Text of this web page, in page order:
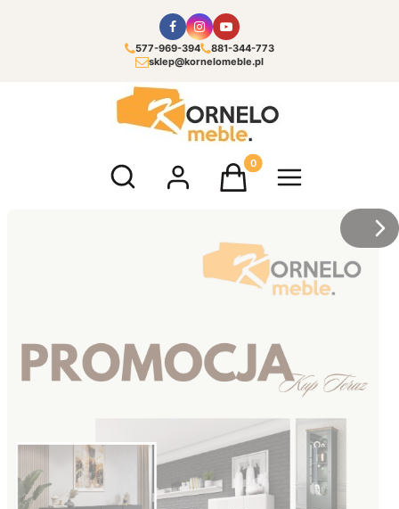
577-969-394
881-344-773
sklep@kornelomeble.pl
Otwórz wyszukiwarkęProdukty w koszyku: 0.